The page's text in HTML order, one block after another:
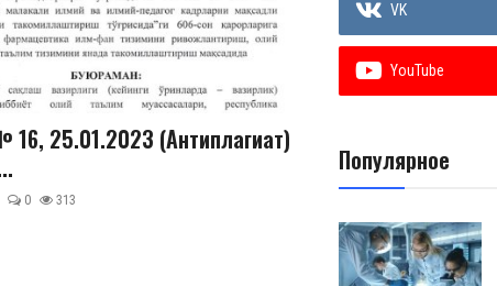
16, 25.01.2023 (Антиплагиат)
0 313
VK
YouTube
Популярное